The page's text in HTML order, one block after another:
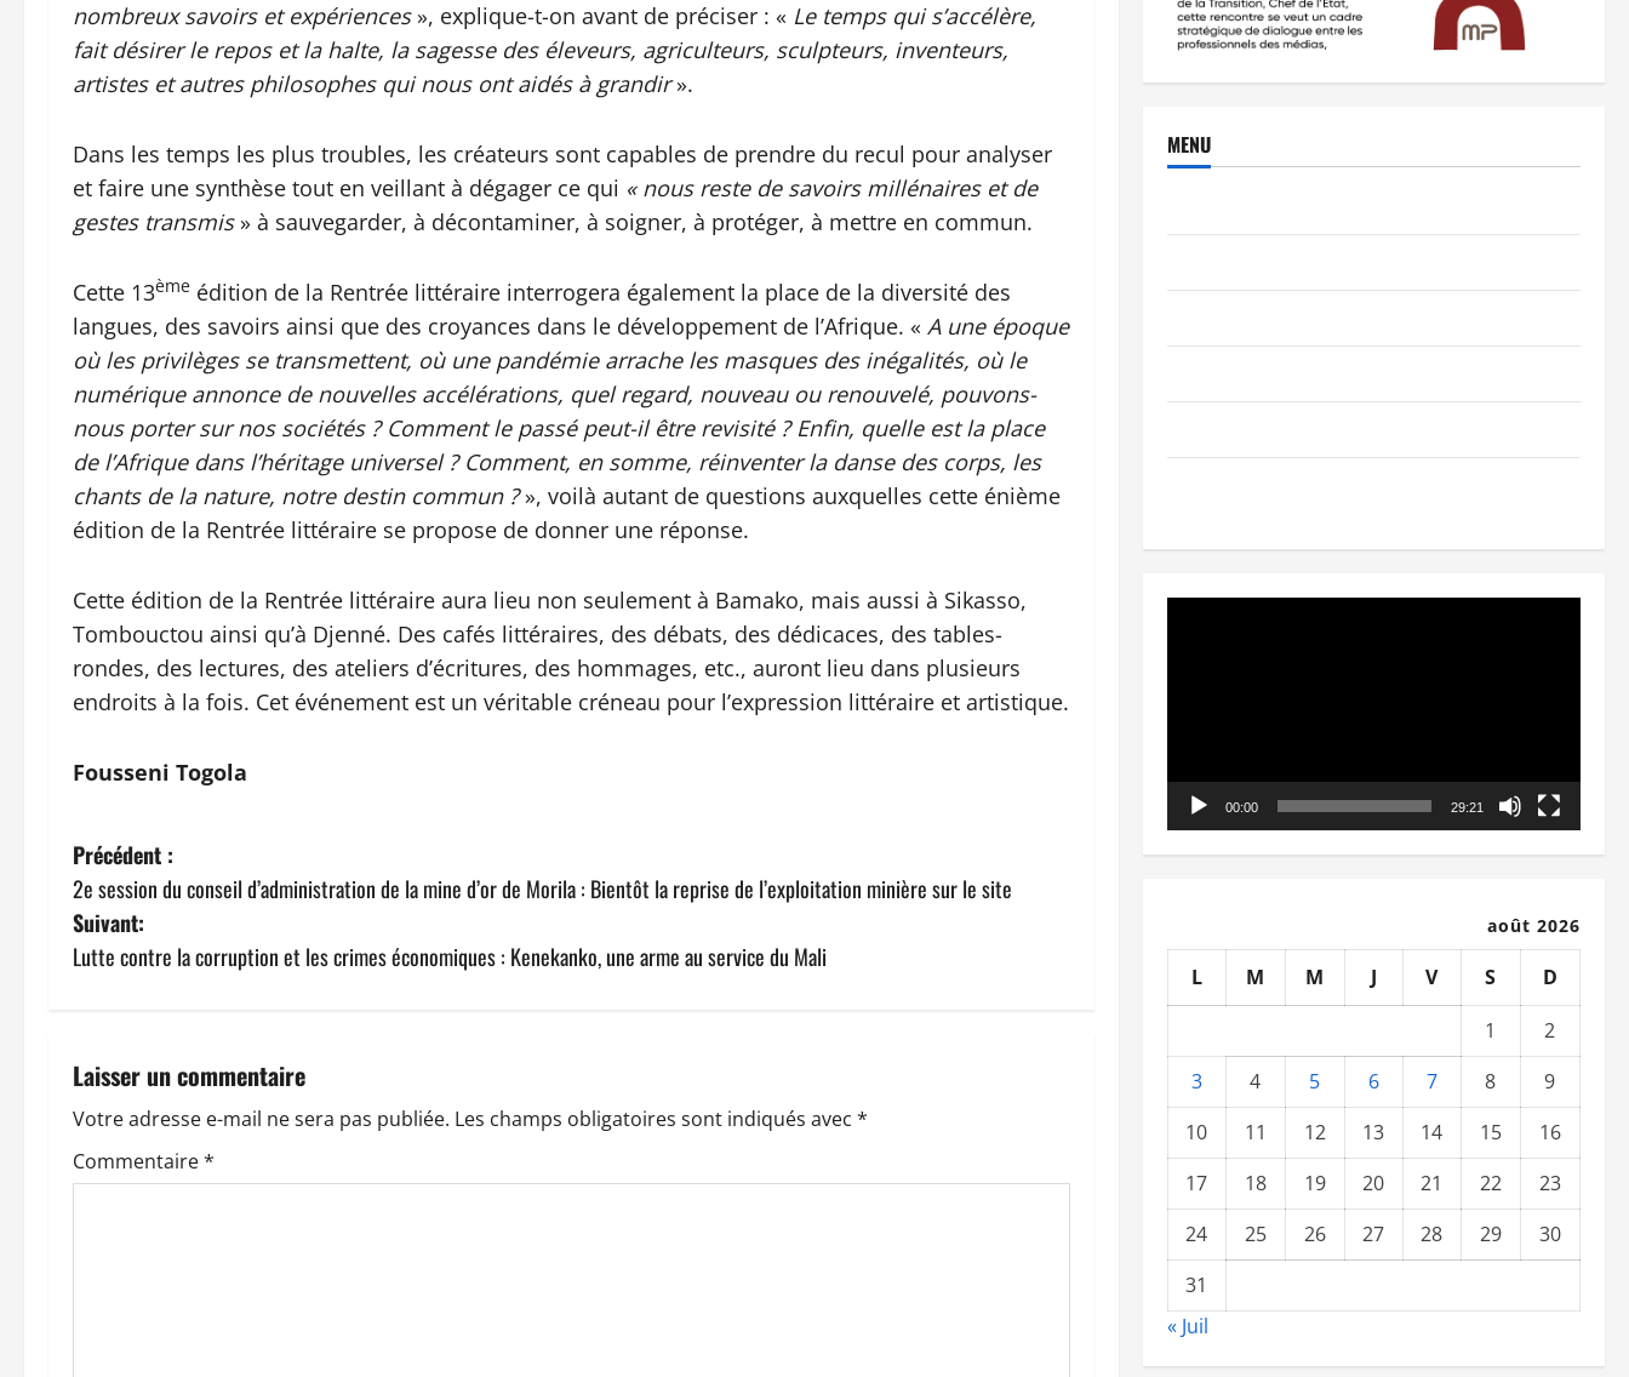
nombreux savoirs et expériences», explique-t-on avant de préciser : « Le temps qui s’accélère,
fait désirer le repos et la halte, la sagesse des éleveurs, agriculteurs, sculpteurs, inventeurs,
artistes et autres philosophes qui nous ont aidés à grandir».
Dans les temps les plus troubles, les créateurs sont capables de prendre du recul pour analyser
et faire une synthèse tout en veillant à dégager ce qui « nous reste de savoirs millénaires et de
gestes transmis» à sauvegarder, à décontaminer, à soigner, à protéger, à mettre en commun.
Cette 13ème édition de la Rentrée littéraire interrogera également la place de la diversité des
langues, des savoirs ainsi que des croyances dans le développement de l’Afrique. « A une époque
où les privilèges se transmettent, où une pandémie arrache les masques des inégalités, où le
numérique annonce de nouvelles accélérations, quel regard, nouveau ou renouvelé, pouvons-
nous porter sur nos sociétés ? Comment le passé peut-il être revisité ? Enfin, quelle est la place
de l’Afrique dans l’héritage universel ? Comment, en somme, réinventer la danse des corps, les
chants de la nature, notre destin commun ?», voilà autant de questions auxquelles cette énième
édition de la Rentrée littéraire se propose de donner une réponse.
Cette édition de la Rentrée littéraire aura lieu non seulement à Bamako, mais aussi à Sikasso,
Tombouctou ainsi qu’à Djenné. Des cafés littéraires, des débats, des dédicaces, des tables-
rondes, des lectures, des ateliers d’écritures, des hommages, etc., auront lieu dans plusieurs
endroits à la fois. Cet événement est un véritable créneau pour l’expression littéraire et artistique.
Fousseni Togola
N
a
v
g
a
t
Précédent :
2e session du conseil d’administration de la mine d’or de Morila : Bientôt la reprise de l’exploitation minière sur le site
Suivant:
Lutte contre la corruption et les crimes économiques : Kenekanko, une arme au service du Mali
Laisser un commentaire
Votre adresse e-mail ne sera pas publiée. Les champs obligatoires sont indiqués avec *
Commentaire*
MENU
00:00 29:21
août 2026
L M M J V S
D
1
2
3
4 5 6 7 8
9
10
11 12 13 14 15
16
17
18 19 20 21 22
23
24
25 26 27 28 29
30
31
« Juil